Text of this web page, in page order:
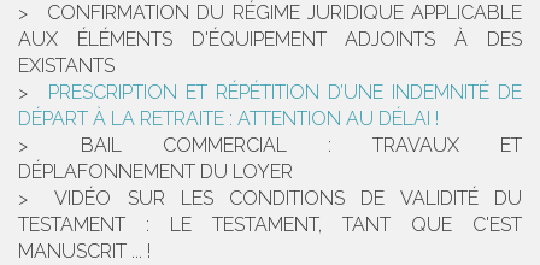
CONFIRMATION DU RÉGIME JURIDIQUE APPLICABLE
AUX ÉLÉMENTS D'ÉQUIPEMENT ADJOINTS À DES
EXISTANTS
PRESCRIPTION ET RÉPÉTITION D’UNE INDEMNITÉ DE
DÉPART À LA RETRAITE : ATTENTION AU DÉLAI !
BAIL COMMERCIAL : TRAVAUX ET
DÉPLAFONNEMENT DU LOYER
VIDÉO SUR LES CONDITIONS DE VALIDITÉ DU
TESTAMENT : LE TESTAMENT, TANT QUE C'EST
MANUSCRIT ... !